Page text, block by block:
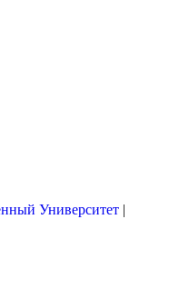
Университет |